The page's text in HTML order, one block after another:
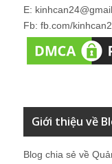
E:
Fb: fb.com/
Giới thiệu về
Blog chia sẻ về